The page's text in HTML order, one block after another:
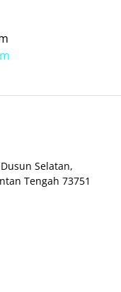
Selatan,
Tengah 73751